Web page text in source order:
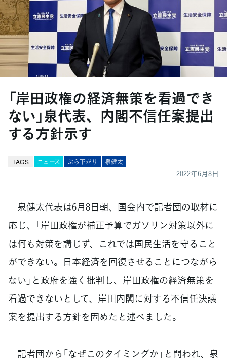
「岸田政権の経済無策を看過でき
ない」泉代表、内閣不信任案提出
する方針示す
TAGS ニュース ぶら下がり 泉健太
2022年6月8日
泉健太代表は6月8日朝、国会内で記者団の取材に
応じ、「岸田政権が補正予算でガソリン対策以外に
は何も対策を講じず、これでは国民生活を守ること
ができない。日本経済を回復させることにつながら
ない」と政府を強く批判し、岸田政権の経済無策を
看過できないとして、岸田内閣に対する不信任決議
案を提出する方針を固めたと述べました。
記者団から「なぜこのタイミングか」と問われ、泉